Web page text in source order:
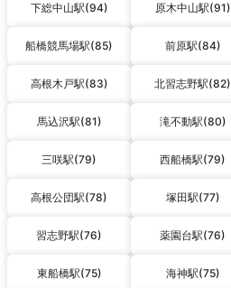
下総中山駅(94) 原木中山駅(91)
船橋競馬場駅(85) 前原駅(84)
高根木戸駅(83) 北習志野駅(82)
馬込沢駅(81) 滝不動駅(80)
三咲駅(79) 西船橋駅(79)
高根公団駅(78) 塚田駅(77)
習志野駅(76) 薬園台駅(76)
東船橋駅(75) 海神駅(75)